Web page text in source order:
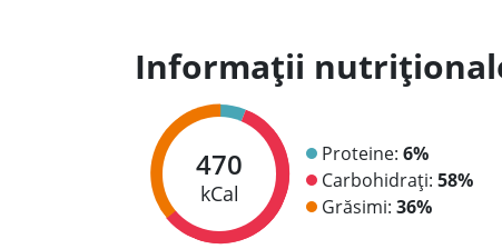
Informații
470
kCal
Proteine: 6%
Carbohidrați: 58%
Grăsimi: 36%